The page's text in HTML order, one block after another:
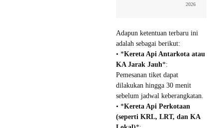
2026
Adapun ketentuan terbaru ini
adalah sebagai berikut:
• *Kereta Api Antarkota atau
KA Jarak Jauh*:
Pemesanan tiket dapat
dilakukan hingga 30 menit
sebelum jadwal keberangkatan.
• *Kereta Api Perkotaan
(seperti KRL, LRT, dan KA